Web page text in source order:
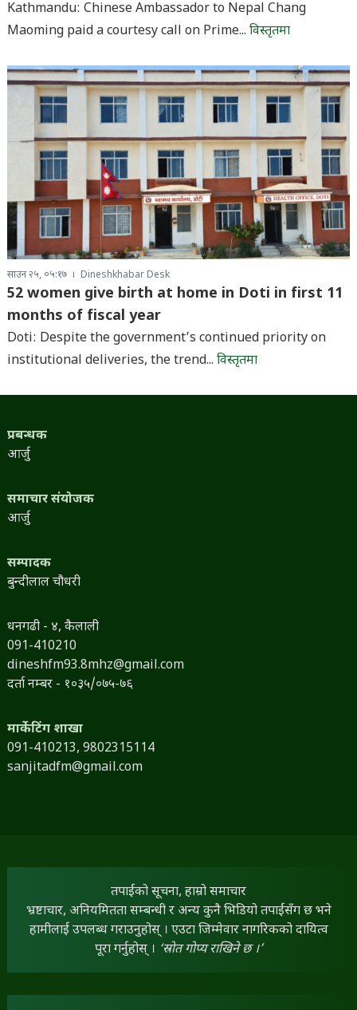
Kathmandu: Chinese Ambassador to Nepal Chang
Maoming paid a courtesy call on Prime... विस्तृतमा
साउन २५, ०५:१७ Dineshkhabar Desk
52 women give birth at home in Doti in first 11
months of fiscal year
Doti: Despite the government’s continued priority on
institutional deliveries, the trend... विस्तृतमा
प्रबन्धक
आर्जु
समाचार संयोजक
आर्जु
सम्पादक
बुन्दीलाल चौधरी
धनगढी - ४, कैलाली
091-410210
dineshfm93.8mhz@gmail.com
दर्ता नम्बर - १०३५/०७५-७६
मार्केटिंग शाखा
091-410213, 9802315114
sanjitadfm@gmail.com
तपाईंको सूचना, हाम्रो समाचार
भ्रष्टाचार, अनियमितता सम्बन्धी र अन्य कुनै भिडियो तपाईंसँग छ भने
हामीलाई उपलब्ध गराउनुहोस् । एउटा जिम्मेवार नागरिकको दायित्व
पूरा गर्नुहोस् । ‘स्रोत गोप्य राखिने छ ।’